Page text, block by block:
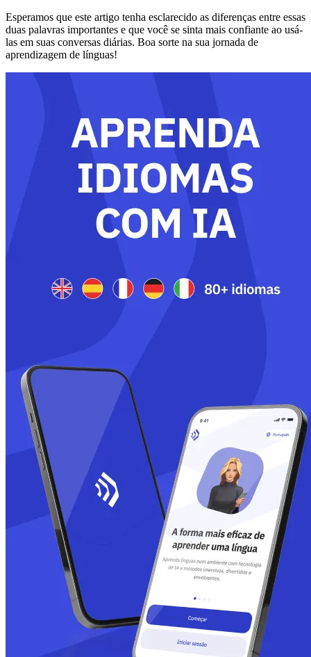
Esperamos que este artigo tenha esclarecido as diferenças entre essas
duas palavras importantes e que você se sinta mais confiante ao usá-
las em suas conversas diárias. Boa sorte na sua jornada de
aprendizagem de línguas!